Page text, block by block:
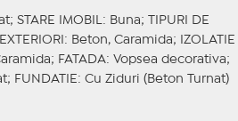
STARE IMOBIL : Buna;
TIPURI DE
: Beton, Caramida;
IZOLATIE
FATADA: Vopsea decorativa;
FUNDATIE : Cu Ziduri (Beton Turnat)